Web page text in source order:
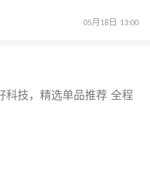
05月18日 13:00
科技，精选单品推荐 全程